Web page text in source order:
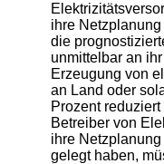
ihre
die
unmittelbar an
Erzeugung von
an Land oder
Prozent
Betreiber von
ihre
gelegt haben,